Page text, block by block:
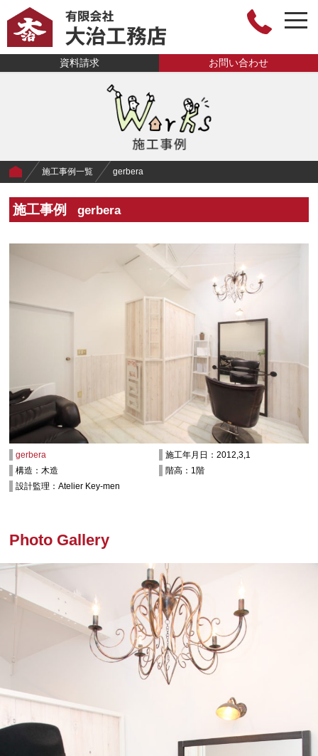
有限会社大治工
資料請求 お問い合わせ
施工事例一覧 gerbera
施工事例 gerbera
gerbera
施工年月日：2012,3,1
構造：木造
階高：1階
設計監理：Atelier Key-men
Photo Gallery